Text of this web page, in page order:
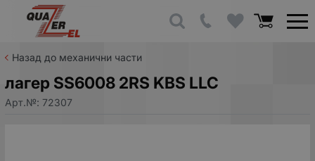
Назад до механични части
лагер SS6008 2RS KBS LLC
Арт.№: 72307